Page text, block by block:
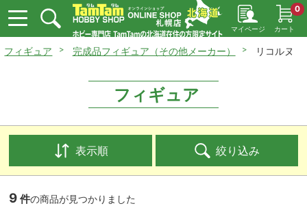
マイページ カート
0
フィギュア 完成品フィギュア（その他メーカー） リコルヌ
フィギュア
表示順 絞り込み
9 件の商品が見つかりました